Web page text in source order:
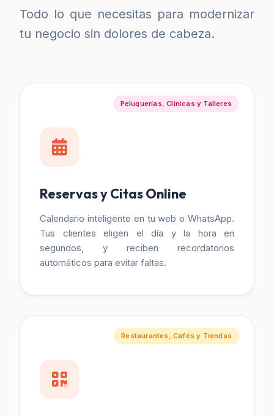
Todo lo que necesitas para modernizar
tu negocio sin dolores de cabeza.
Peluquerías, Clínicas y Talleres
Reservas y Citas Online
Calendario inteligente en tu web o WhatsApp.
Tus clientes eligen el día y la hora en
segundos, y reciben recordatorios
automáticos para evitar faltas.
Restaurantes, Cafés y Tiendas